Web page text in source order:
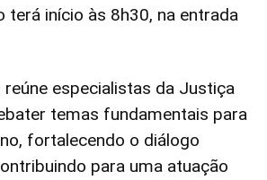
terá início às 8h30, na entrada
especialistas da Justiça
temas fundamentais para
fortalecendo o diálogo
para uma atuação